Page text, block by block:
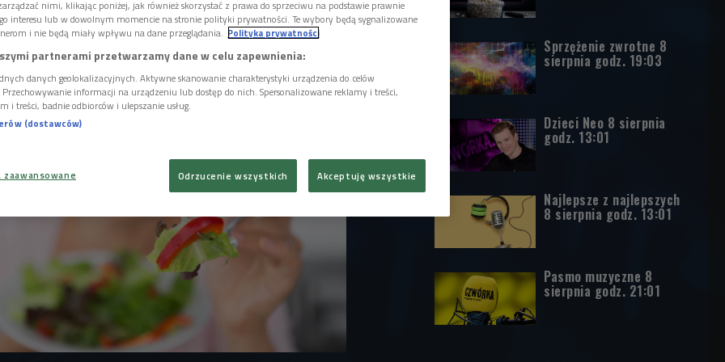
większość, to chorzy
- mówi ekspertka ds. żywienia Anna
Sprzężenie zwrotne 8
sierpnia godz. 19:03
Dzieci Neo 8 sierpnia
godz. 13:01
Najlepsze z najlepszych
8 sierpnia godz. 13:01
Pasmo muzyczne 8
sierpnia godz. 21:01
nimi, klikając poniżej, jak również skorzystać z prawa do sprzeciwu na podstawie prawnie
interesu lub w dowolnym momencie na stronie polityki prywatności. Te wybory będą sygnalizowane
i nie będą miały wpływu na dane przeglądania. Polityka prywatności
partnerami przetwarzamy dane w celu zapewnienia:
danych geolokalizacyjnych. Aktywne skanowanie charakterystyki urządzenia do celów
informacji na urządzeniu lub dostęp do nich. Spersonalizowane reklamy i treści,
i treści, badnie odbiorców i ulepszanie usług.
(dostawców)
Odrzucenie wszystkich Akceptuję wszystkie